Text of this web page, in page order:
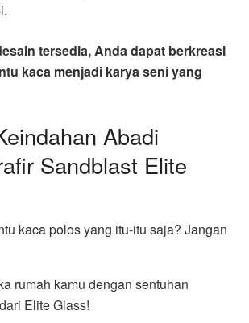
tersedia, Anda dapat berkreasi
kaca menjadi karya seni yang
Abadi
Sandblast Elite
kaca polos yang itu-itu saja? Jangan
rumah kamu dengan sentuhan
Elite Glass!